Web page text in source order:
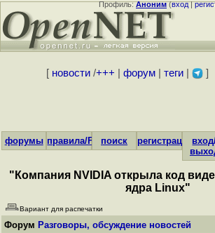
Профиль:Аноним(вход|
[ новости/+++ форум| теги| ]
форумы правила/FAQпоиск регистрация
"Компания NVIDIA открыла код
ядра Linux"
Вариант для распечатки
Форум Разговоры, обсуждение новостей